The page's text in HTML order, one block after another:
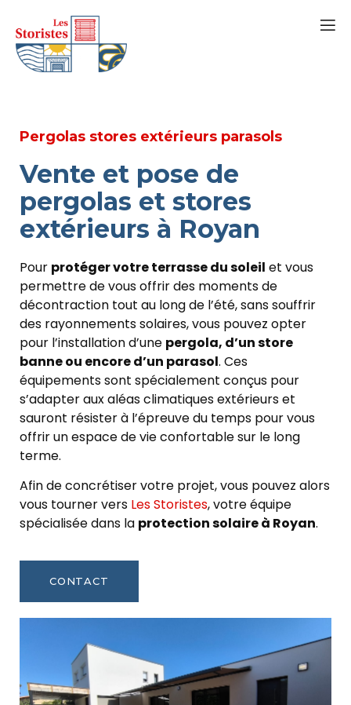
Pergolas stores extérieurs parasols
Vente et pose de
pergolas et stores
extérieurs à Royan
Pour protéger votre terrasse du soleil et vous
permettre de vous offrir des moments de
décontraction tout au long de l’été, sans souffrir
des rayonnements solaires, vous pouvez opter
pour l’installation d’une pergola, d’un store
banne ou encore d’un parasol. Ces
équipements sont spécialement conçus pour
s’adapter aux aléas climatiques extérieurs et
sauront résister à l’épreuve du temps pour vous
offrir un espace de vie confortable sur le long
terme.
Afin de concrétiser votre projet, vous pouvez alors
vous tourner vers Les Storistes, votre équipe
spécialisée dans la protection solaire à Royan.
CONTACT